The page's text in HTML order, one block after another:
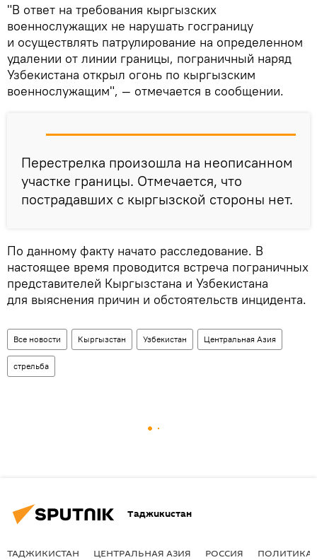
"В ответ на требования кыргызских
военнослужащих не нарушать госграницу
и осуществлять патрулирование на определенном
удалении от линии границы, пограничный наряд
Узбекистана открыл огонь по кыргызским
военнослужащим", — отмечается в сообщении.
Перестрелка произошла на неописанном
участке границы. Отмечается, что
пострадавших с кыргызской стороны нет.
По данному факту начато расследование. В
настоящее время проводится встреча пограничных
представителей Кыргызстана и Узбекистана
для выяснения причин и обстоятельств инцидента.
Все новости Кыргызстан Узбекистан Центральная Азия
стрельба
Таджикистан
ТАДЖИКИСТАН ЦЕНТРАЛЬНАЯ АЗИЯ РОССИЯ ПОЛИТИКА